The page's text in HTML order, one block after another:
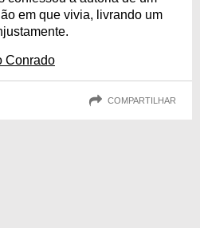
em que vivia, livrando um
Conrado
COMPARTILHAR